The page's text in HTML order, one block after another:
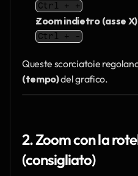
Ctrl + +
Zoom indietro (asse
Ctrl + -
Queste scorciatoie regolano
(tempo) del grafico.
2. Zoom con la
(consigliato)